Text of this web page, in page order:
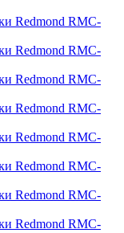
Redmond RMC-
Redmond RMC-
Redmond RMC-
Redmond RMC-
Redmond RMC-
Redmond RMC-
Redmond RMC-
Redmond RMC-